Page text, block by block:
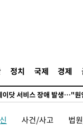
정치 국제 경제
년 전 심판 성 접대 파문에
보는 2순위' 결론냈던 스포
이 동해로 쏜 발사체는 탄도
닷 서비스 장애 발생…"원
동해상으로 미상 발사체 발
로야구 3연전도 폭염 취소
사건/사고 법